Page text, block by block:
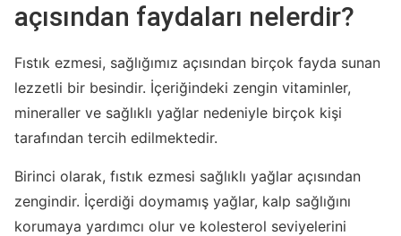
açısından faydaları nelerdir?
Fıstık ezmesi, sağlığımız açısından birçok fayda sunan
lezzetli bir besindir. İçeriğindeki zengin vitaminler,
mineraller ve sağlıklı yağlar nedeniyle birçok kişi
tarafından tercih edilmektedir.
Birinci olarak, fıstık ezmesi sağlıklı yağlar açısından
zengindir. İçerdiği doymamış yağlar, kalp sağlığını
korumaya yardımcı olur ve kolesterol seviyelerini